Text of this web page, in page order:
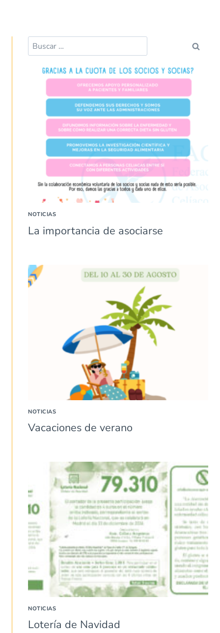
Buscar:
NOTICIAS
La importancia de asociarse
NOTICIAS
Vacaciones de verano
NOTICIAS
Lotería de Navidad